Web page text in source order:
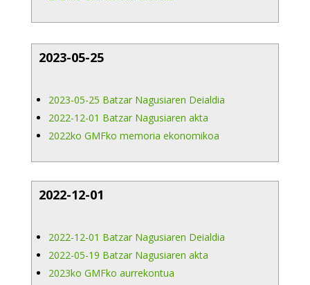
2023-05-25
2023-05-25 Batzar Nagusiaren Deialdia
2022-12-01 Batzar Nagusiaren akta
2022ko GMFko memoria ekonomikoa
2022-12-01
2022-12-01 Batzar Nagusiaren Deialdia
2022-05-19 Batzar Nagusiaren akta
2023ko GMFko aurrekontua